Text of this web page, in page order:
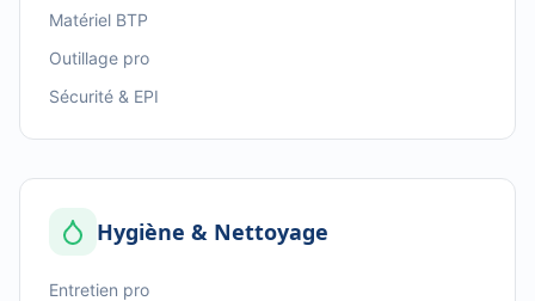
Matériel BTP
Outillage pro
Sécurité & EPI
Hygiène & Nettoyage
Entretien pro